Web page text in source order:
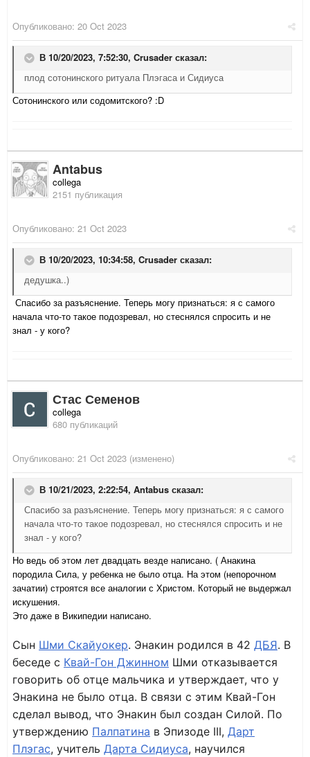
Опубликовано: 20 Oct 2023
В 10/20/2023, 7:52:30, Crusader сказал:
плод сотонинского ритуала Плэгаса и Сидиуса
Сотонинского или содомитского? :D
Antabus
collega
2151 публикация
Опубликовано: 21 Oct 2023
В 10/20/2023, 10:34:58, Crusader сказал:
дедушка..)
Спасибо за разъяснение. Теперь могу признаться: я с самого
начала что-то такое подозревал, но стеснялся спросить и не
знал - у кого?
Стас Семенов
collega
680 публикаций
Опубликовано: 21 Oct 2023 (изменено)
В 10/21/2023, 2:22:54, Antabus сказал:
Спасибо за разъяснение. Теперь могу признаться: я с самого
начала что-то такое подозревал, но стеснялся спросить и не
знал - у кого?
Но ведь об этом лет двадцать везде написано. ( Анакина
породила Сила, у ребенка не было отца. На этом (непорочном
зачатии) строятся все аналогии с Христом. Который не выдержал
искушения.
Это даже в Википедии написано.
Сын Шми Скайуокер. Энакин родился в 42 ДБЯ. В
беседе с Квай-Гон Джинном Шми отказывается
говорить об отце мальчика и утверждает, что у
Энакина не было отца. В связи с этим Квай-Гон
сделал вывод, что Энакин был создан Силой. По
утверждению Палпатина в Эпизоде III, Дарт
Плэгас, учитель Дарта Сидиуса, научился